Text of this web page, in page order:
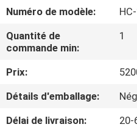
VISITE
D'USINE
CONTRÔLE
DE
QUALITÉ
Numéro de modèle:
Quantité de
commande min:
1
Prix:
Détails d'emballage:
Délai de livraison:
20-